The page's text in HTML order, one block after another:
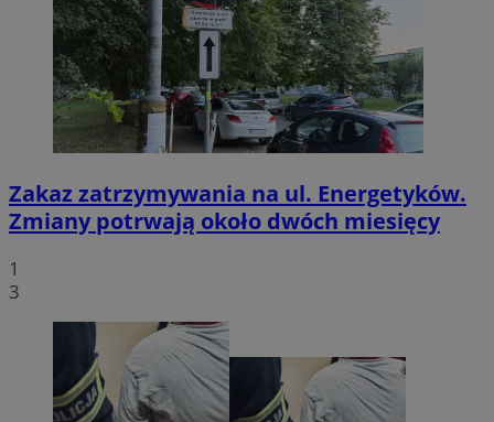
Zakaz zatrzymywania na ul. Energetyków.
Zmiany potrwają około dwóch miesięcy
1
3